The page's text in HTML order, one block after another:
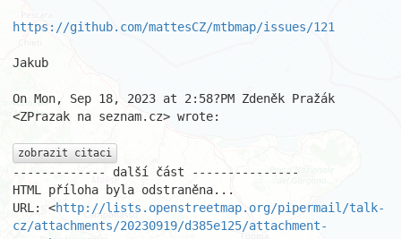
https://github.com/mattesCZ/mtbmap/issues/121
Jakub
On Mon, Sep 18, 2023 at 2:58?PM Zdeněk Pražák
<ZPrazak na seznam.cz> wrote:
zobrazit citaci
------------- další část ---------------
HTML příloha byla odstraněna...
URL: <http://lists.openstreetmap.org/pipermail/talk-
cz/attachments/20230919/d385e125/attachment-